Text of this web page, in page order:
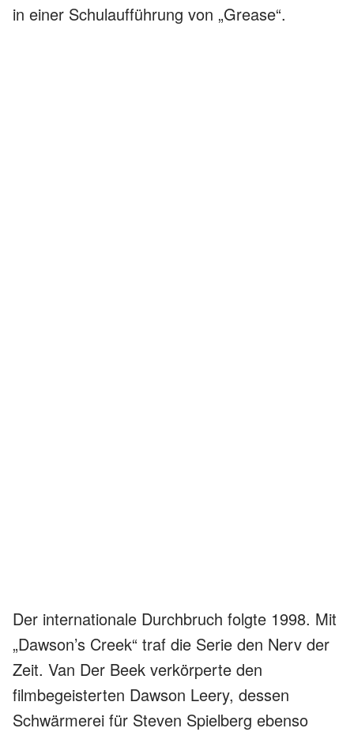
in einer Schulaufführung von „Grease“.
Der internationale Durchbruch folgte 1998. Mit
„Dawson’s Creek“ traf die Serie den Nerv der
Zeit. Van Der Beek verkörperte den
filmbegeisterten Dawson Leery, dessen
Schwärmerei für Steven Spielberg ebenso